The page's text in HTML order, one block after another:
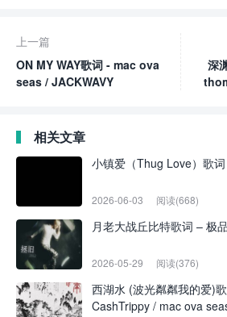
上一篇
ON MY WAY歌词 - mac ova
seas / JACKWAVY
深
相关文章
小镇爱（Thug Love）歌
2026-06-03 阅读(668)
月老大战丘比特歌词 – 极
2026-05-29 阅读(376)
西湖水 (波光粼粼我的爱)
CashTrippy / mac ova